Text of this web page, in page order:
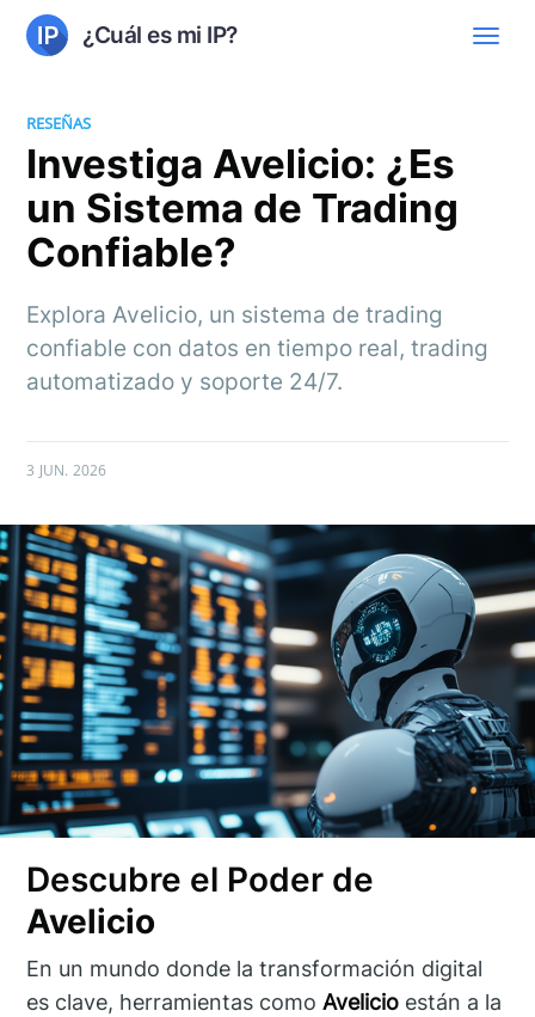
¿Cuál es mi IP?
RESEÑAS
Investiga Avelicio: ¿Es
un Sistema de Trading
Confiable?
Explora Avelicio, un sistema de trading
confiable con datos en tiempo real, trading
automatizado y soporte 24/7.
3 JUN. 2026
Descubre el Poder de
Avelicio
En un mundo donde la transformación digital
es clave, herramientas comoAvelicio están a la